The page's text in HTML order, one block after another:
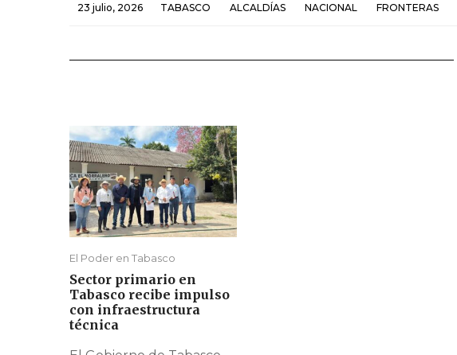
23 julio, 2026 TABASCO ALCALDÍAS NACIONAL FRONTERAS
El Poder en Tabasco
Sector primario en
Tabasco recibe impulso
con infraestructura
técnica